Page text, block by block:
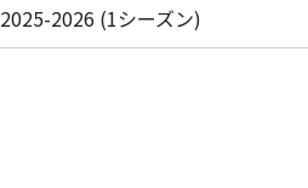
2025-2026 (1シーズン)